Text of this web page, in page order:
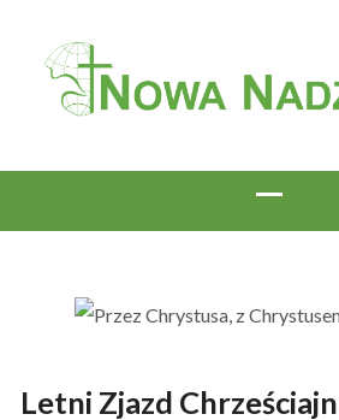
Letni Zjazd